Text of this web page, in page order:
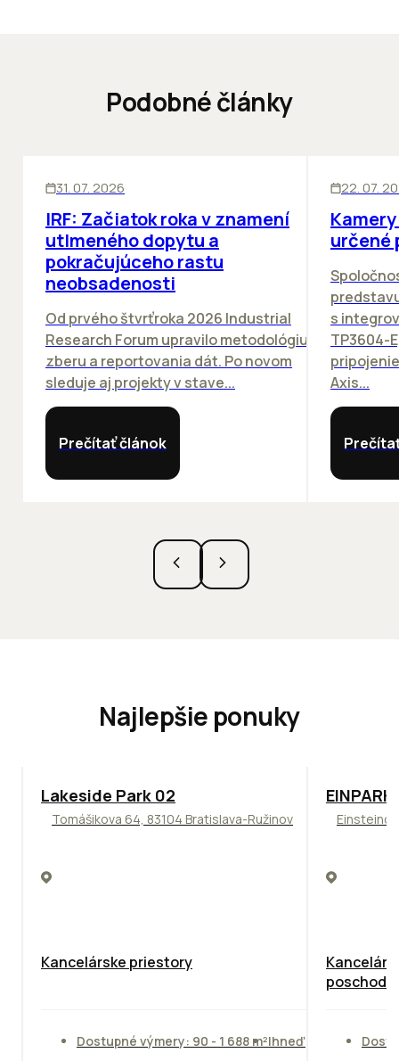
Podobné články
31. 07. 2026
IRF: Začiatok roka v znamení
utlmeného dopytu a
pokračujúceho rastu
neobsadenosti
Od prvého štvrťroka 2026 Industrial
Research Forum upravilo metodológiu
zberu a reportovania dát. Po novom
sleduje aj projekty v stave...
Prečítať článok
22. 07.
určené
s
TP3604-
Axis...
Najlepšie ponuky
ODPORÚČAME
Lakeside Park 02
Tomášikova 64, 83104 Bratislava-Ružinov
Kancelárske priestory
Dostupné výmery: 90 - 1 688 m²Ihneď
TOP
poschodie